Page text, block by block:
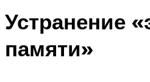
Устранение
памяти»